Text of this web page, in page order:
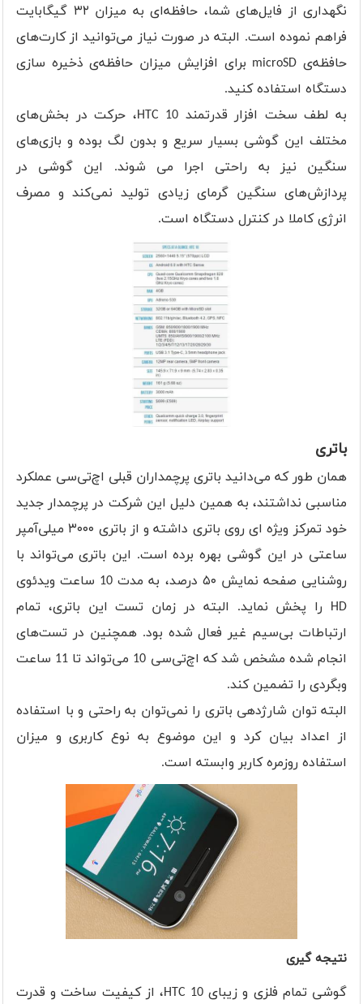
نگهداری از فایل‌های شما، حافظه‌ای به میزان ۳۲ گیگابایت
فراهم نموده است. البته در صورت نیاز می‌توانید از کارت‌های
حافظه‌ی microSD برای افزایش میزان حافظه‌ی ذخیره سازی
دستگاه استفاده کنید.
به لطف سخت افزار قدرتمند HTC 10، حرکت در بخش‌های
مختلف این گوشی بسیار سریع و بدون لگ بوده و بازی‌های
سنگین نیز به راحتی اجرا می شوند. این گوشی در
پردازش‌های سنگین گرمای زیادی تولید نمی‌کند و مصرف
انرژی کاملا در کنترل دستگاه است.
باتری
همان طور که می‌دانید باتری پرچمداران قبلی اچ‌تی‌سی عملکرد
مناسبی نداشتند، به همین دلیل این شرکت در پرچمدار جدید
خود تمرکز ویژه ای روی باتری داشته و از باتری ۳۰۰۰ میلی‌آمپر
ساعتی در این گوشی بهره برده است. این باتری می‌تواند با
روشنایی صفحه نمایش ۵۰ درصد، به مدت 10 ساعت ویدئوی
HD را پخش نماید. البته در زمان تست این باتری، تمام
ارتباطات بی‌سیم غیر فعال شده بود. همچنین در تست‌های
انجام شده مشخص شد که اچ‌تی‌سی 10 می‌تواند تا 11 ساعت
وبگردی را تضمین کند.
البته توان شارژدهی باتری را نمی‌توان به راحتی و با استفاده
از اعداد بیان کرد و این موضوع به نوع کاربری و میزان
استفاده روزمره کاربر وابسته است.
نتیجه گیری
گوشی تمام فلزی و زیبای HTC 10، از کیفیت ساخت و قدرت